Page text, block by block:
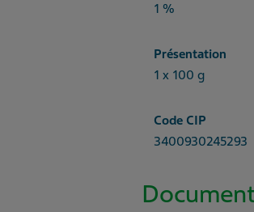
1 %
Présentation
1 x 100 g
Code CIP
3400930245293